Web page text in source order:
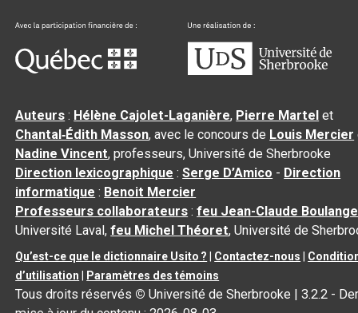
Auteurs : Hélène Cajolet-Laganière, Pierre Martel et
Chantal‑Édith Masson, avec le concours de Louis Mercier
Nadine Vincent, professeurs, Université de Sherbrooke
Direction lexicographique :Serge D’Amico - Direction
informatique : Benoit Mercier
Professeurs collaborateurs :feu Jean-Claude
Université Laval,feu Michel Théoret, Université de
Qu’est-ce que le dictionnaire Usito ? Contactez-nous
d’utilisation
Paramètres des témoins
Tous droits réservés © Université de Sherbrooke |3.2.2 -